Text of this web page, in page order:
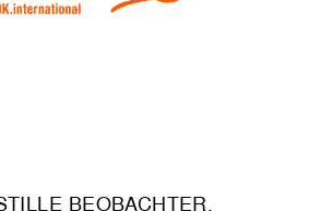
BEOBACHTER.